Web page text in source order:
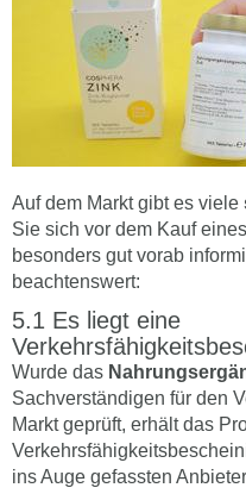
Auf dem Markt gibt es viele
Sie sich vor dem Kauf
besonders gut vorab
beachtenswert:
Es liegt eine
Wurde das
Sachverständigen für den
Markt geprüft, erhält das
ins Auge gefassten